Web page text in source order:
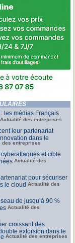
les médias Français
Actualité des entreprises
leur partenariat
dans le
des entreprises
cyberattaques et cible
Actualité des
pour sécuriser
le cloud Actualité des
de jusqu’à 90 %
Actualité des
croissant des
extorsion dans le
Actualité des entreprises